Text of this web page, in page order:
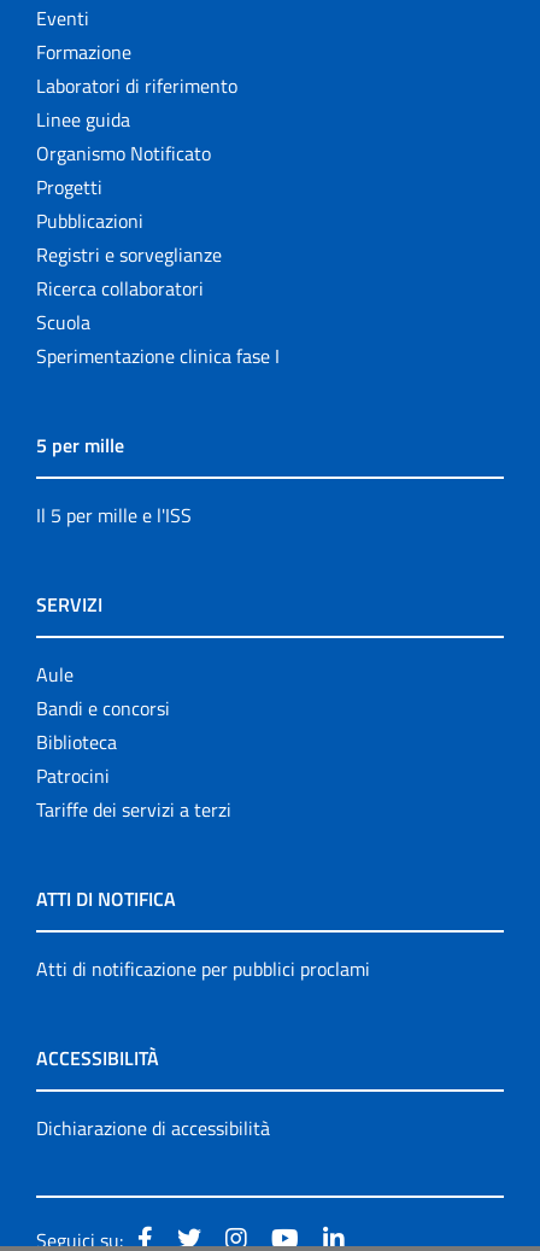
Eventi
Formazione
Laboratori di riferimento
Linee guida
Organismo Notificato
Progetti
Pubblicazioni
Registri e sorveglianze
Ricerca collaboratori
Scuola
Sperimentazione clinica fase I
5 per mille
Il 5 per mille e l'ISS
SERVIZI
Aule
Bandi e concorsi
Biblioteca
Patrocini
Tariffe dei servizi a terzi
ATTI DI NOTIFICA
Atti di notificazione per pubblici proclami
ACCESSIBILITÀ
Dichiarazione di accessibilità
Seguici su: